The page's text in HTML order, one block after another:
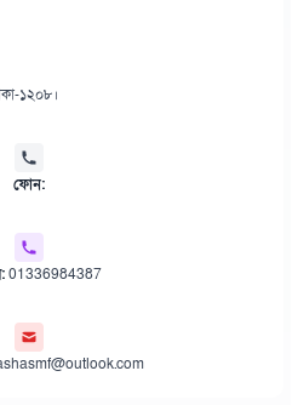
১২০৮।
ফোন:
01336984387